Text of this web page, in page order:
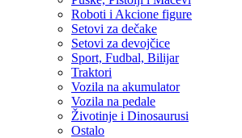
Roboti i Akcione figure
Setovi za dečake
Setovi za devojčice
Sport, Fudbal, Bilijar
Traktori
Vozila na akumulator
Vozila na pedale
Životinje i Dinosaurusi
Ostalo